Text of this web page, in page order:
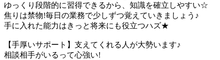
ゆっくり段階的に習得できるから、知識を確立しやすい☆
焦りは禁物!毎日の業務で少しずつ覚えていきましょう♪
手に入れた能力はきっと将来にも役立つハズ★
【手厚いサポート】支えてくれる人が大勢います♪
相談相手がいるって心強い!